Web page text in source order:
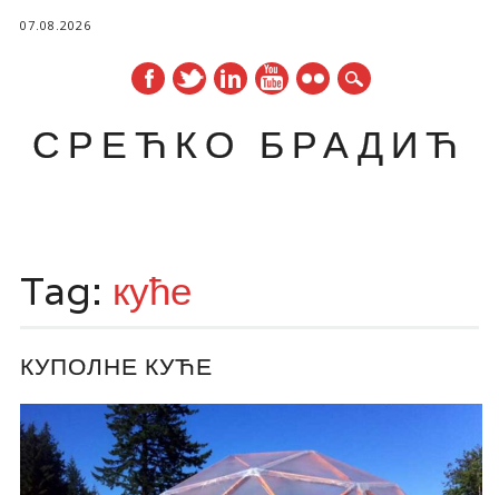
07.08.2026
СРЕЋКО БРАДИЋ
content
Tag: куће
КУПОЛНЕ КУЋЕ